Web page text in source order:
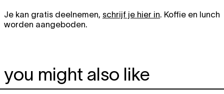
Je kan gratis deelnemen, schrijf je hier in. Koffie en lunch
worden aangeboden.
you might also like